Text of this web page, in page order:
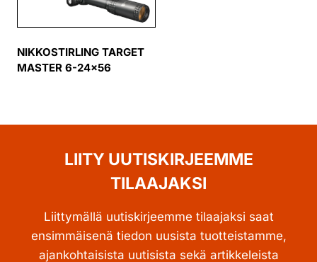
NIKKOSTIRLING TARGET
MASTER 6-24×56
LIITY UUTISKIRJEEMME
TILAAJAKSI
Liittymällä uutiskirjeemme tilaajaksi saat
ensimmäisenä tiedon uusista tuotteistamme,
ajankohtaisista uutisista sekä artikkeleista